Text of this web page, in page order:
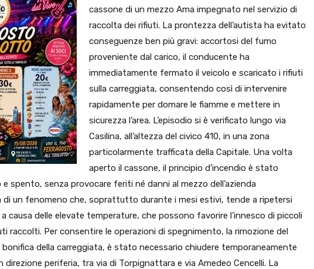
cassone di un mezzo Ama impegnato nel servizio di
raccolta dei rifiuti. La prontezza dell’autista ha evitato
conseguenze ben più gravi: accortosi del fumo
proveniente dal carico, il conducente ha
immediatamente fermato il veicolo e scaricato i rifiuti
sulla carreggiata, consentendo così di intervenire
rapidamente per domare le fiamme e mettere in
sicurezza l’area. L’episodio si è verificato lungo via
Casilina, all’altezza del civico 410, in una zona
particolarmente trafficata della Capitale. Una volta
aperto il cassone, il principio d’incendio è stato
spento, senza provocare feriti né danni al mezzo dell’azienda
di un fenomeno che, soprattutto durante i mesi estivi, tende a ripetersi
causa delle elevate temperature, che possono favorire l’innesco di piccoli
raccolti. Per consentire le operazioni di spegnimento, la rimozione del
bonifica della carreggiata, è stato necessario chiudere temporaneamente
direzione periferia, tra via di Torpignattara e via Amedeo Cencelli. La